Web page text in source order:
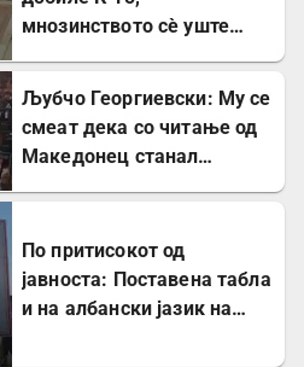
мнозинството сè уште
Љубчо Георгиевски: Му се
смеат дека со читање од
Македонец станал
интелектуалец
По притисокот од
јавноста: Поставена табла
и на албански јазик на